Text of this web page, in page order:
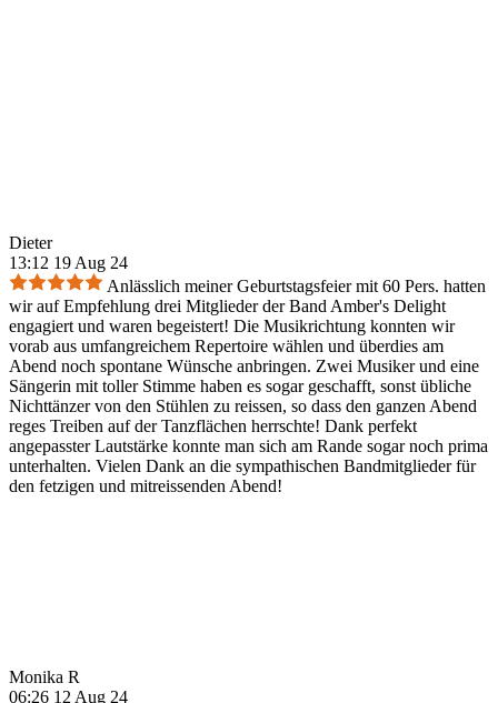
Dieter
13:12 19 Aug 24
Anlässlich meiner Geburtstagsfeier mit 60 Pers. hatten
wir auf Empfehlung drei Mitglieder der Band Amber's Delight
engagiert und waren begeistert! Die Musikrichtung konnten wir
vorab aus umfangreichem Repertoire wählen und überdies am
Abend noch spontane Wünsche anbringen. Zwei Musiker und eine
Sängerin mit toller Stimme haben es sogar geschafft, sonst übliche
Nichttänzer von den Stühlen zu reissen, so dass den ganzen Abend
reges Treiben auf der Tanzflächen herrschte! Dank perfekt
angepasster Lautstärke konnte man sich am Rande sogar noch prima
unterhalten. Vielen Dank an die sympathischen Bandmitglieder für
den fetzigen und mitreissenden Abend!
Monika R
06:26 12 Aug 24